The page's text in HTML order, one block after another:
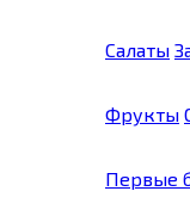
Салаты
Фрукты
Первые